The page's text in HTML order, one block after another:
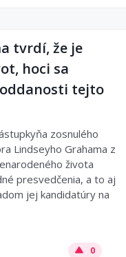
tvrdí, že je
hoci sa
tejto
zosnulého
Lindseyho Grahama z
života
presvedčenia, a to aj
jej kandidatúry na
0